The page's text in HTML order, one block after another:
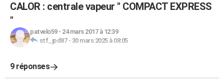
CALOR : centrale vapeur " COMPACT EXPRESS
"
patvelo59- 24 mars 2017 à 12:39
stf_jpd87- 30 mars 2025 à 08:05
9 réponses